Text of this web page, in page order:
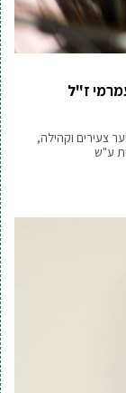
ז"ל
צעירים וקהילה,
ע"ש